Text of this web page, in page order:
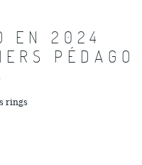
EN 2024
PÉDAGO
rings